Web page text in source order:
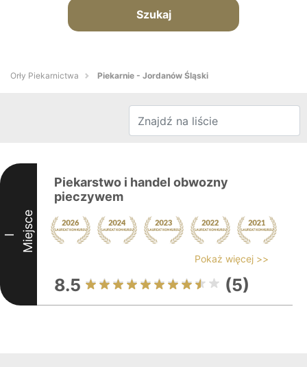
Szukaj
Orły Piekarnictwa Piekarnie - Jordanów Śląski
I Miejsce
Piekarstwo i handel obwozny
pieczywem
Pokaż więcej >>
8.5 (5)